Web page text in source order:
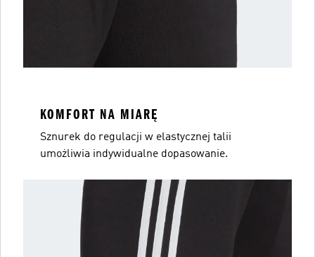
KOMFORT NA MIARĘ
Sznurek do regulacji w elastycznej talii
umożliwia indywidualne dopasowanie.